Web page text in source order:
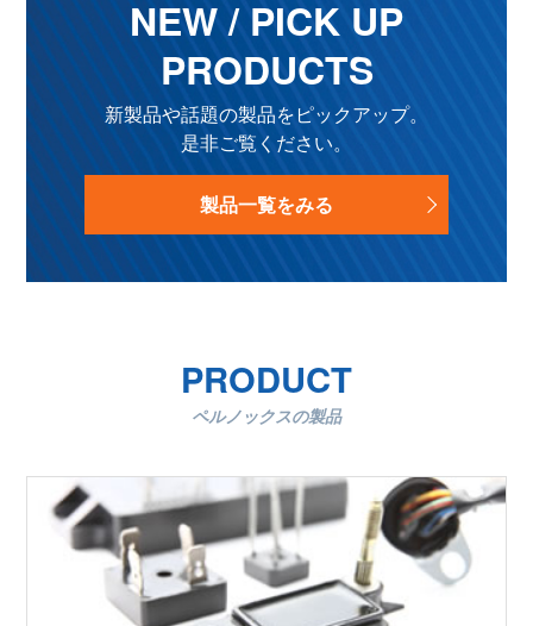
NEW / PICK UP
PRODUCTS
新製品や話題の製品をピックアップ。
是非ご覧ください。
製品一覧をみる
PRODUCT
ペルノックスの製品